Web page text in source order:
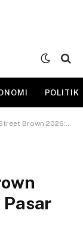
POLITIK
Tampil Beda di Pasar Motor Matik